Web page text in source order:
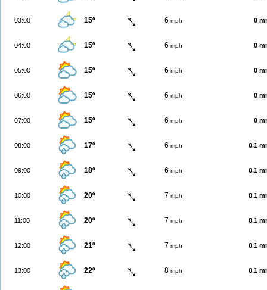
03:00 15º 6 mph 0
04:00 15º 6 mph 0
05:00 15º 6 mph 0
06:00 15º 6 mph 0
07:00 15º 6 mph 0
08:00 17º 6 mph 0.1
09:00 18º 6 mph 0.1
10:00 20º 7 mph 0.1
11:00 20º 7 mph 0.1
12:00 21º 7 mph 0.1
13:00 22º 8 mph 0.1